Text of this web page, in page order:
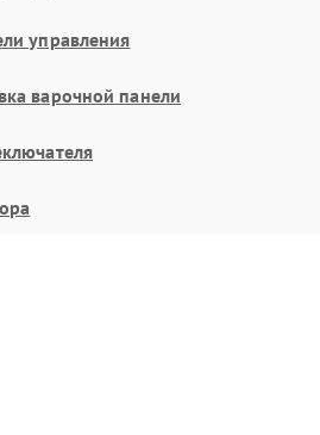
управления
варочной панели